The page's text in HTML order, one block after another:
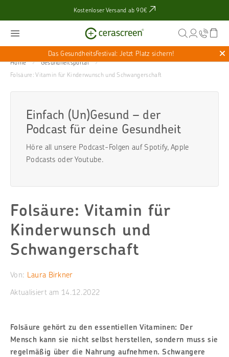
Kostenloser Versand ab 90€
Das GesundheitsFestival: Jetzt Platz sichern!
Home
Gesundheitsportal
Folsäure: Vitamin für Kinderwunsch und Schwangerschaft
Einfach (Un)Gesund – der
Podcast für deine Gesundheit
Höre all unsere Podcast-Folgen auf Spotify,Apple
Podcasts oderYoutube.
Folsäure: Vitamin für
Kinderwunsch und
Schwangerschaft
Von: Laura Birkner
Aktualisiert am 14.12.2022
Folsäure gehört zu den essentiellen Vitaminen: Der
Mensch kann sie nicht selbst herstellen, sondern muss sie
regelmäßig über die Nahrung aufnehmen. Schwangere